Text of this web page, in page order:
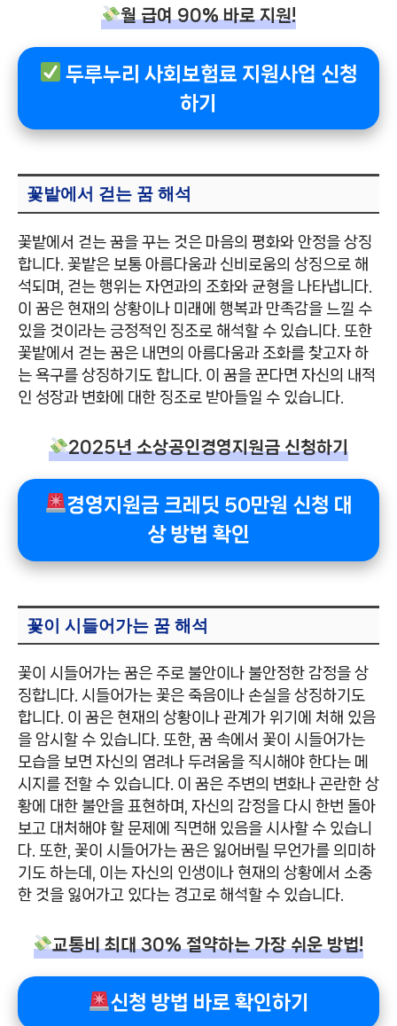
월 급여 90% 바로 지원!
두루누리 사회보험료 지원사업 신청
하기
꽃밭에서 걷는 꿈 해석
꽃밭에서 걷는 꿈을 꾸는 것은 마음의 평화와 안정을 상징
합니다. 꽃밭은 보통 아름다움과 신비로움의 상징으로 해
석되며, 걷는 행위는 자연과의 조화와 균형을 나타냅니다.
이 꿈은 현재의 상황이나 미래에 행복과 만족감을 느낄 수
있을 것이라는 긍정적인 징조로 해석할 수 있습니다. 또한
꽃밭에서 걷는 꿈은 내면의 아름다움과 조화를 찾고자 하
는 욕구를 상징하기도 합니다. 이 꿈을 꾼다면 자신의 내적
인 성장과 변화에 대한 징조로 받아들일 수 있습니다.
2025년 소상공인경영지원금 신청하기
경영지원금 크레딧 50만원 신청 대
상 방법 확인
꽃이 시들어가는 꿈 해석
꽃이 시들어가는 꿈은 주로 불안이나 불안정한 감정을 상
징합니다. 시들어가는 꽃은 죽음이나 손실을 상징하기도
합니다. 이 꿈은 현재의 상황이나 관계가 위기에 처해 있음
을 암시할 수 있습니다. 또한, 꿈 속에서 꽃이 시들어가는
모습을 보면 자신의 염려나 두려움을 직시해야 한다는 메
시지를 전할 수 있습니다. 이 꿈은 주변의 변화나 곤란한 상
황에 대한 불안을 표현하며, 자신의 감정을 다시 한번 돌아
보고 대처해야 할 문제에 직면해 있음을 시사할 수 있습니
다. 또한, 꽃이 시들어가는 꿈은 잃어버릴 무언가를 의미하
기도 하는데, 이는 자신의 인생이나 현재의 상황에서 소중
한 것을 잃어가고 있다는 경고로 해석할 수 있습니다.
교통비 최대 30% 절약하는 가장 쉬운 방법!
신청 방법 바로 확인하기